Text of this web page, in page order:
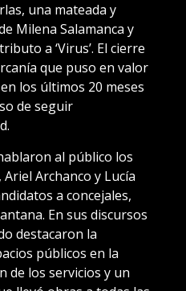
una mateada y
Milena Salamanca y
a ‘Virus’. El cierre
que puso en valor
los últimos 20 meses
de seguir
al público los
Archanco y Lucía
a concejales,
En sus discursos
destacaron la
públicos en la
de los servicios y un